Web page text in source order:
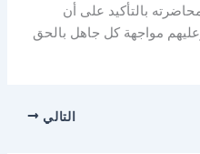
بالتأكيد على أن
مواجهة كل جاهل بالحق
التالي